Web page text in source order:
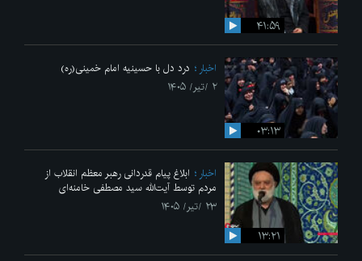
۴۱:۵۹
۰۳:۱۳
اخبار
درد دل با حسینیه امام خمینی(ره)
۲ /تیر/ ۱۴۰۵
۱۳:۲۱
اخبار
ابلاغ پیام قدردانی رهبر معظم انقلاب از
مردم توسط آیت‌الله سید مصطفی خامنه‌ای
۲۳ /تیر/ ۱۴۰۵